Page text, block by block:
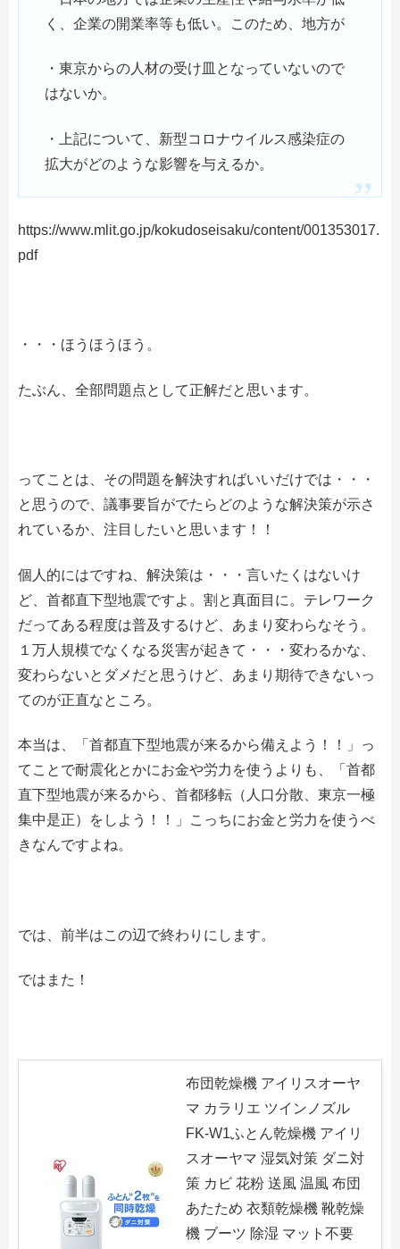
く、企業の開業率等も低い。このため、地方が
・東京からの人材の受け皿となっていないので
はないか。
・上記について、新型コロナウイルス感染症の
拡大がどのような影響を与えるか。
https://www.mlit.go.jp/kokudoseisaku/content/001353017.
pdf
・・・ほうほうほう。
たぶん、全部問題点として正解だと思います。
ってことは、その問題を解決すればいいだけでは・・・
と思うので、議事要旨がでたらどのような解決策が示さ
れているか、注目したいと思います！！
個人的にはですね、解決策は・・・言いたくはないけ
ど、首都直下型地震ですよ。割と真面目に。テレワーク
だってある程度は普及するけど、あまり変わらなそう。
１万人規模でなくなる災害が起きて・・・変わるかな、
変わらないとダメだと思うけど、あまり期待できないっ
てのが正直なところ。
本当は、「首都直下型地震が来るから備えよう！！」っ
てことで耐震化とかにお金や労力を使うよりも、「首都
直下型地震が来るから、首都移転（人口分散、東京一極
集中是正）をしよう！！」こっちにお金と労力を使うべ
きなんですよね。
では、前半はこの辺で終わりにします。
ではまた！
布団乾燥機 アイリスオーヤ
マ カラリエ ツインノズル
FK-W1ふとん乾燥機 アイリ
スオーヤマ 湿気対策 ダニ対
策 カビ 花粉 送風 温風 布団
あたため 衣類乾燥機 靴乾燥
機 ブーツ 除湿 マット不要